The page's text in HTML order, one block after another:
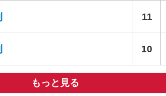
11
10
もっと見る